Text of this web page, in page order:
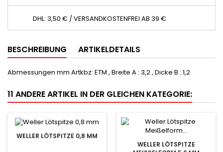
DHL: 3,50 € / VERSANDKOSTENFREI AB 39 €
BESCHREIBUNG ARTIKELDETAILS
Abmessungen mm Artkbz: ETM , Breite A : 3,2 , Dicke B : 1,2
11 ANDERE ARTIKEL IN DER GLEICHEN KATEGORIE:
WELLER LÖTSPITZE 0,8 MM
WELLER LÖTSPITZE